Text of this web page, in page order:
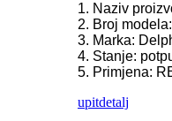
1. Naziv
2. Broj
3. Marka:
4. Stanje:
5. Primjena:
upitdetalj